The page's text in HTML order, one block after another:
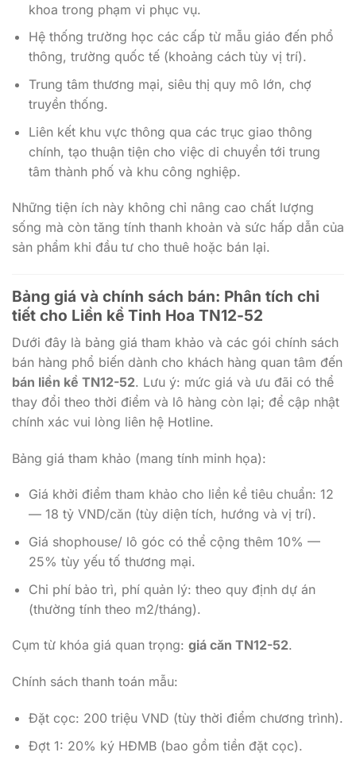
khoa trong phạm vi phục vụ.
Hệ thống trường học các cấp từ mẫu giáo đến phổ
thông, trường quốc tế (khoảng cách tùy vị trí).
Trung tâm thương mại, siêu thị quy mô lớn, chợ
truyền thống.
Liên kết khu vực thông qua các trục giao thông
chính, tạo thuận tiện cho việc di chuyển tới trung
tâm thành phố và khu công nghiệp.
Những tiện ích này không chỉ nâng cao chất lượng
sống mà còn tăng tính thanh khoản và sức hấp dẫn của
sản phẩm khi đầu tư cho thuê hoặc bán lại.
Bảng giá và chính sách bán: Phân tích chi
tiết cho Liền kề Tinh Hoa TN12-52
Dưới đây là bảng giá tham khảo và các gói chính sách
bán hàng phổ biến dành cho khách hàng quan tâm đến
bán liền kề TN12-52. Lưu ý: mức giá và ưu đãi có thể
thay đổi theo thời điểm và lô hàng còn lại; để cập nhật
chính xác vui lòng liên hệ Hotline.
Bảng giá tham khảo (mang tính minh họa):
Giá khởi điểm tham khảo cho liền kề tiêu chuẩn: 12
— 18 tỷ VND/căn (tùy diện tích, hướng và vị trí).
Giá shophouse/ lô góc có thể cộng thêm 10% —
25% tùy yếu tố thương mại.
Chi phí bảo trì, phí quản lý: theo quy định dự án
(thường tính theo m2/tháng).
Cụm từ khóa giá quan trọng: giá căn TN12-52.
Chính sách thanh toán mẫu:
Đặt cọc: 200 triệu VND (tùy thời điểm chương trình).
Đợt 1: 20% ký HĐMB (bao gồm tiền đặt cọc).